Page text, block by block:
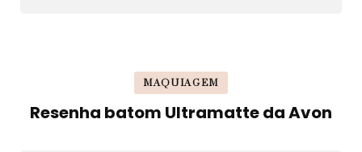
MAQUIAGEM
Resenha batom Ultramatte da Avon